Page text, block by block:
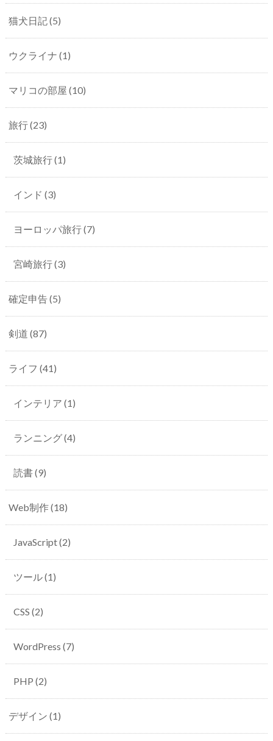
猫犬日記(5)
ウクライナ (1)
マリコの部屋 (10)
旅行(23)
茨城旅行(1)
インド (3)
ヨーロッパ旅行(7)
宮崎旅行(3)
確定申告(5)
剣道 (87)
ライフ (41)
インテリア (1)
ランニング(4)
読書(9)
Web制作(18)
JavaScript(2)
ツール(1)
CSS (2)
WordPress (7)
PHP (2)
デザイン (1)